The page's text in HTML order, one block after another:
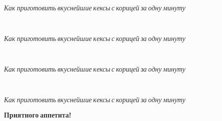
Как приготовить вкуснейшие кексы с корицей за одну минуту
Как приготовить вкуснейшие кексы с корицей за одну минуту
Как приготовить вкуснейшие кексы с корицей за одну минуту
Как приготовить вкуснейшие кексы с корицей за одну минуту
Приятного аппетита!